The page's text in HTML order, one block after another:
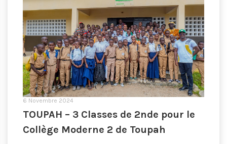
6 Novembre 2024
TOUPAH – 3 Classes de 2nde pour le
Collège Moderne 2 de Toupah